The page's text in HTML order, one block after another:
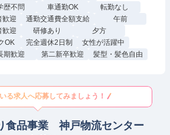
歴不問 車通勤OK
転勤なし
歓迎 通勤交通費全額支給
午前
歓迎 研修あり
夕方
OK 完全週休2日制
女性が活躍中
期歓迎 第二新卒歓迎 髪型・髪色自由
る求人へ応募してみましょう！
食品事業 神戸物流センター